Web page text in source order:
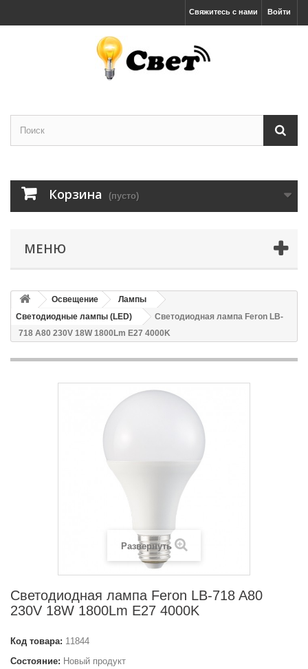
Войти
Свяжитесь с нами
Корзина (пусто)
МЕНЮ
Освещение
Лампы
Светодиодные лампы (LED)
Светодиодная лампа Feron LB-
718 A80 230V 18W 1800Lm E27 4000K
Развернуть
Светодиодная лампа Feron LB-718 A80
230V 18W 1800Lm E27 4000K
Код товара: 11844
Состояние: Новый продукт